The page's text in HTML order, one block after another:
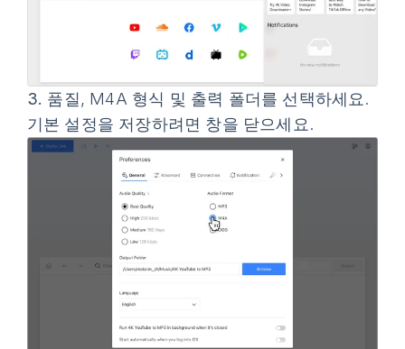
3. 품질, M4A 형식 및 출력 폴더를 선택하세요.
기본 설정을 저장하려면 창을 닫으세요.